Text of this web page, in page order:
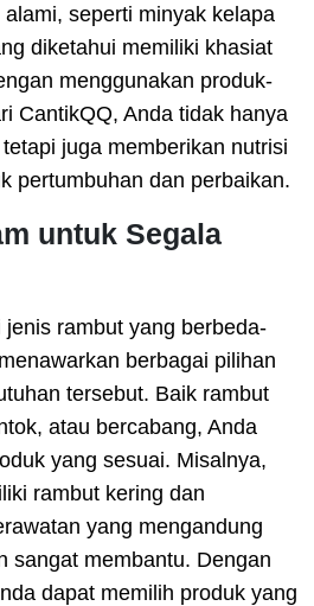
seperti minyak kelapa
diketahui memiliki khasiat
menggunakan produk-
CantikQQ, Anda tidak hanya
juga memberikan nutrisi
pertumbuhan dan perbaikan.
untuk Segala
rambut yang berbeda-
berbagai pilihan
tersebut. Baik rambut
atau bercabang, Anda
yang sesuai. Misalnya,
rambut kering dan
yang mengandung
sangat membantu. Dengan
dapat memilih produk yang